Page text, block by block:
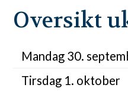
Oversikt
Mandag 30.
Tirsdag 1. oktober